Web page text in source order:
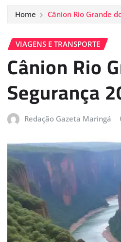
Home Cânion Rio Grande
VIAGENS E TRANSPORTE
Cânion Rio
Segurança
Redação Gazeta Maringá